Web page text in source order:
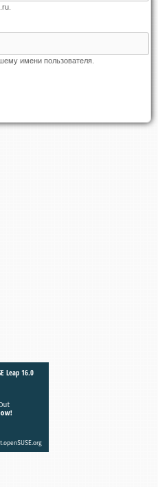
имени пользователя.